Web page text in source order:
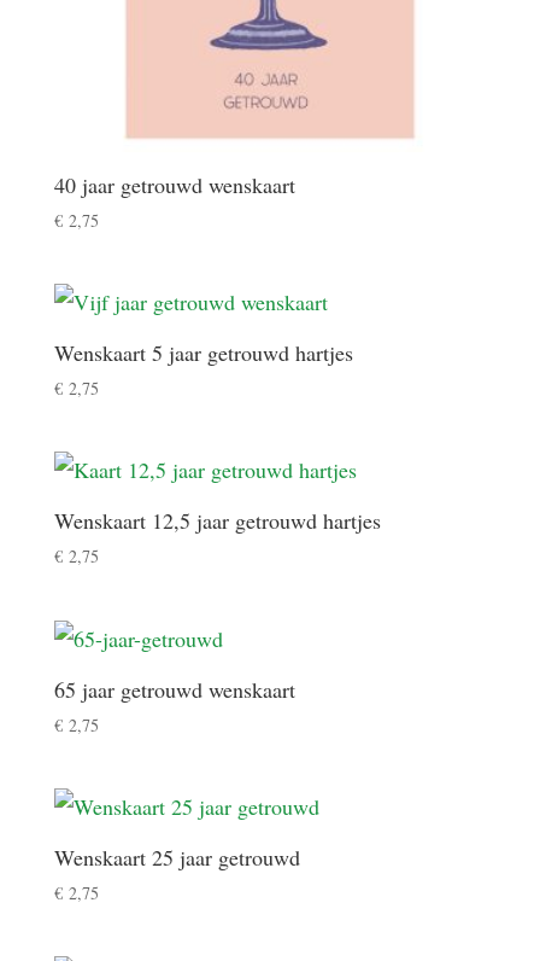
40 jaar getrouwd wenskaart
€2,75
Wenskaart 5 jaar getrouwd hartjes
€2,75
Wenskaart 12,5 jaar getrouwd hartjes
€2,75
65 jaar getrouwd wenskaart
€2,75
Wenskaart 25 jaar getrouwd
€2,75